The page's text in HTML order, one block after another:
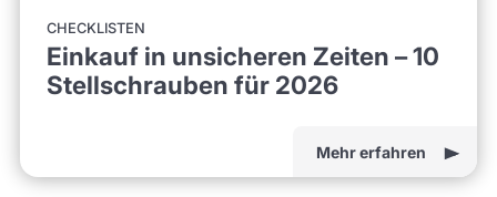
CHECKLISTEN
Einkauf in unsicheren Zeiten – 10
Stellschrauben für 2026
Mehr erfahren